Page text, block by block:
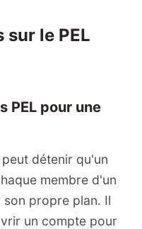
sur le PEL
PEL pour une
détenir qu'un
membre d'un
propre plan. Il
un compte pour